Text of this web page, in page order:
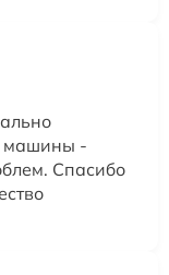
машины -
Спасибо